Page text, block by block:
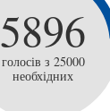
5896
голосів з 25000
необхідних